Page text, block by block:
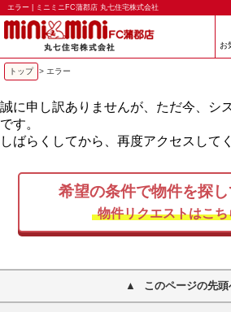
エラー | ミニミニFC蒲郡店 丸七住宅株式会社
お
トップ > エラー
誠に申し訳ありませんが、ただ今、シ
です。
しばらくしてから、再度アクセスして
希望の条件で物件を探し
物件リクエストはこち
このページの先頭